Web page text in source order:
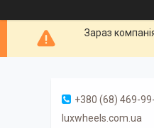
Зараз
+380 (68) 469-
luxwheels.com.ua